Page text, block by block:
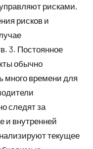
рисками,
рисков и
3. Постоянное
обычно
много времени для
следят за
и внутренней
текущее